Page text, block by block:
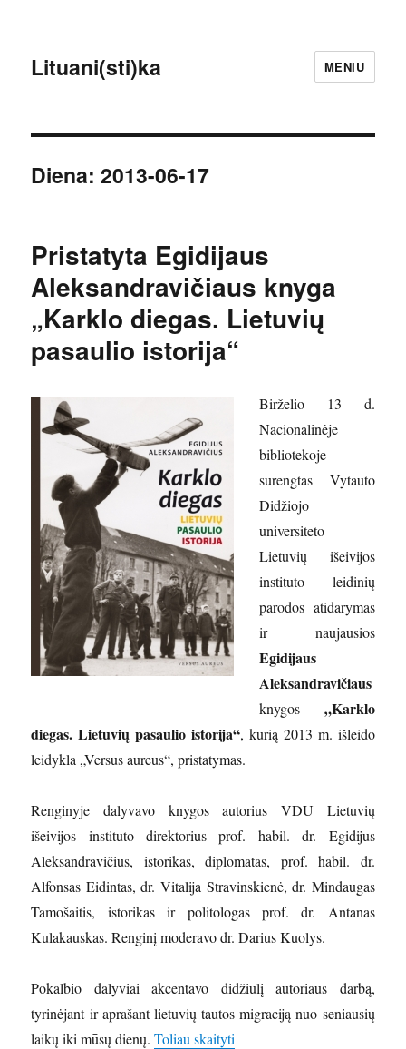
Lituani(sti)ka MENIU
Diena:2013-06-17
Pristatyta Egidijaus
Aleksandravičiaus knyga
„Karklo diegas. Lietuvių
pasaulio istorija“
Birželio 13 d.
Nacionalinėje
bibliotekoje
surengtas Vytauto
Didžiojo
universiteto
Lietuvių išeivijos
instituto leidinių
parodos atidarymas
ir naujausios
Egidijaus
Aleksandravičiaus
knygos „Karklo
diegas. Lietuvių pasaulio istorija“, kurią 2013 m. išleido
leidykla „Versus aureus“, pristatymas.
Renginyje dalyvavo knygos autorius VDU Lietuvių
išeivijos instituto direktorius prof. habil. dr. Egidijus
Aleksandravičius, istorikas, diplomatas, prof. habil. dr.
Alfonsas Eidintas, dr. Vitalija Stravinskienė, dr. Mindaugas
Tamošaitis, istorikas ir politologas prof. dr. Antanas
Kulakauskas. Renginį moderavo dr. Darius Kuolys.
Pokalbio dalyviai akcentavo didžiulį autoriaus darbą,
tyrinėjant ir aprašant lietuvių tautos migraciją nuo seniausių
laikų iki mūsų dienų.Toliau skaityti